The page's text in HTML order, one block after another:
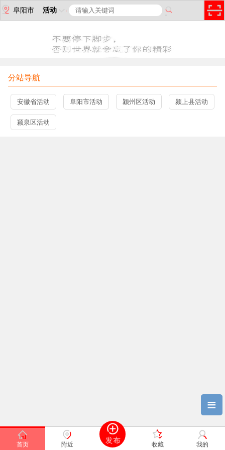
阜阳市 活动
首页 附近 收藏 我的
分站导航
≡
安徽省活动 阜阳市活动 颍州区活动 颍上县活动
颍泉区活动